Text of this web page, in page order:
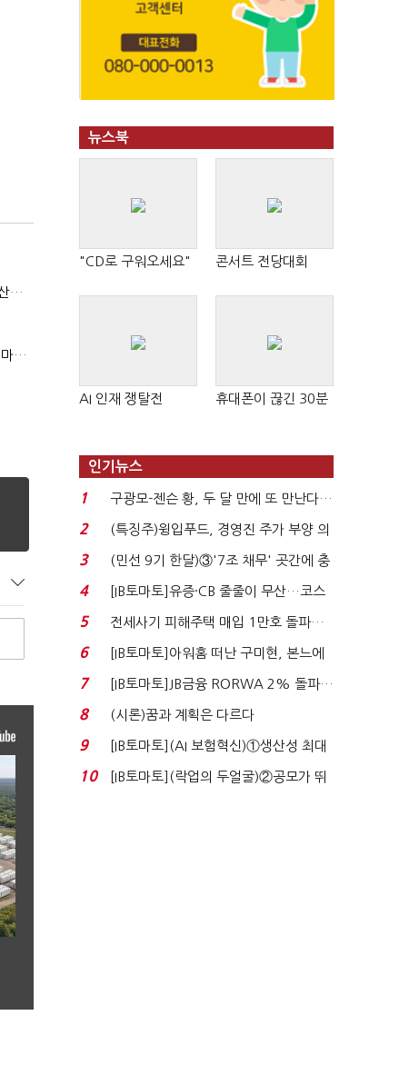
(단독)국산화 외친 정부…375억 베란다 태양광 사업엔 중국산만 남았다
(특별기고)AI 신문명 시대의 심장, 원전 SMR 생태계 복원의 마지막 골든타임을 붙잡아라
뉴스북
"CD로 구워오세요" 콘서트 전당대회
AI 인재 쟁탈전 휴대폰이 끊긴 30분
인기뉴스
1
구광모-젠슨 황, 두 달 만에 또 만난다…
로봇·AI 등 논...
2
(특징주)윙입푸드, 경영진 주가 부양 의
지에 상한가...
3
(민선 9기 한달)③'7조 채무' 곳간에 충
격…추미애, 20년...
4
[IB토마토]유증·CB 줄줄이 무산…코스
닥 벌점 급증에 ...
5
전세사기 피해주택 매입 1만호 돌파…
누적 피해자 4만2...
6
[IB토마토]아워홈 떠난 구미현, 본느에
340억 베팅…가...
7
[IB토마토]JB금융 RORWA 2% 돌파…
실적 견인은 은행 ...
8 (시론)꿈과 계획은 다르다
9
[IB토마토](AI 보험혁신)①생산성 최대
80% 개선…현실...
10
[IB토마토](락업의 두얼굴)②공모가 뛰